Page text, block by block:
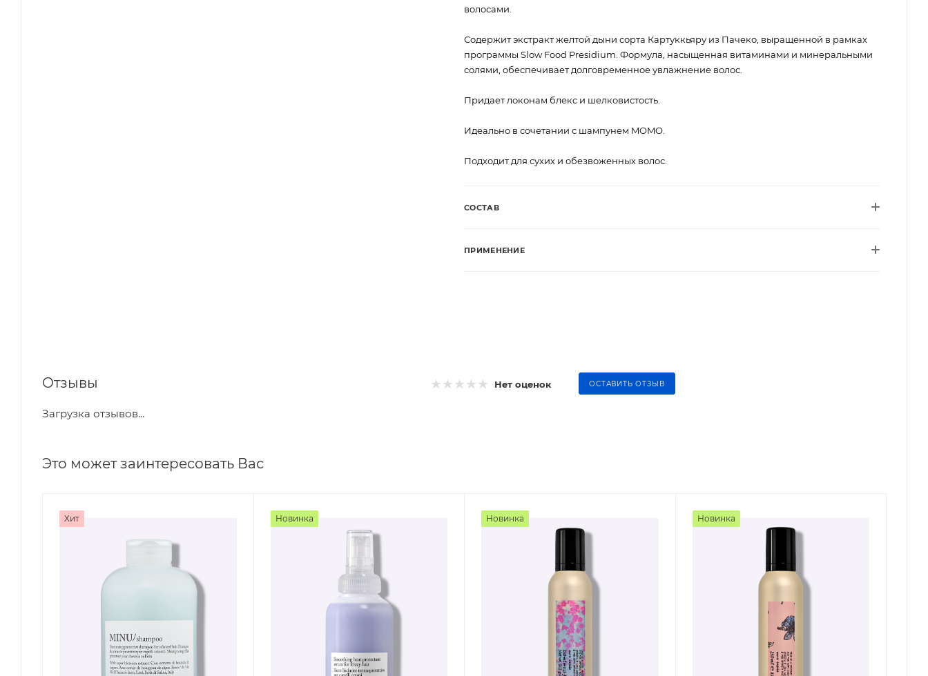
волосами.
Содержит экстракт желтой дыни сорта Картуккьяру из Пачеко, выращенной в рамках
программы Slow Food Presidium. Формула, насыщенная витаминами и минеральными
солями, обеспечивает долговременное увлажнение волос.
Придает локонам блекс и шелковистость.
Идеально в сочетании с шампунем MOMO.
Подходит для сухих и обезвоженных волос.
СОСТАВ
ПРИМЕНЕНИЕ
Отзывы Нет оценок ОСТАВИТЬ ОТЗЫВ
Загрузка отзывов...
Это может заинтересовать Вас
Хит Новинка Новинка Новинка